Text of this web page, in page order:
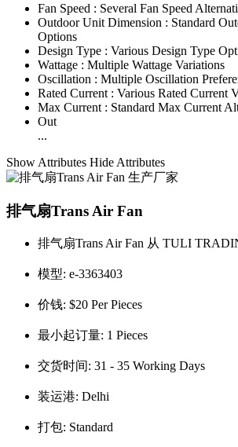
Fan Speed : Several Fan Speed
Outdoor Unit Dimension : Standard
Options
Design Type : Various Design Type
Wattage : Multiple Wattage Variations
Oscillation : Multiple Oscillation
Rated Current : Various Rated Current
Max Current : Standard Max Current
Out
...
Show Attributes Hide Attributes
排气扇Trans Air Fan
排气扇Trans Air Fan 从 TULI
模型: e-3363403
价钱: $20 Per Pieces
最小起订量: 1 Pieces
交货时间: 31 - 35 Working Days
装运港: Delhi
打包: Standard